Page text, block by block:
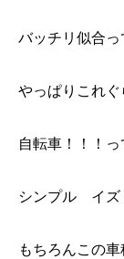
バッチリ似合っ
やっぱりこれ
自転車！！！
シンプル イズ
もちろんこの